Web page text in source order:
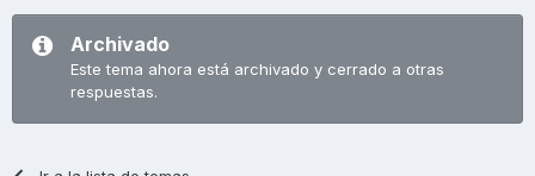
Archivado
Este tema ahora está archivado y cerrado a otras
respuestas.